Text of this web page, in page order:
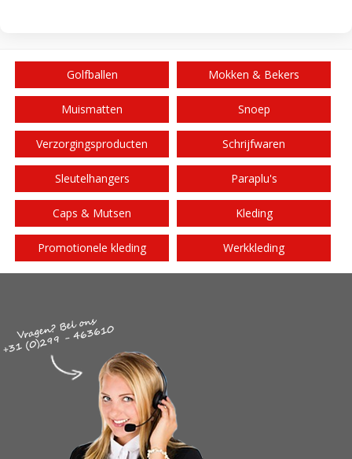
Golfballen Mokken & Bekers
Muismatten Snoep
Verzorgingsproducten Schrijfwaren
Sleutelhangers Paraplu's
Caps & Mutsen Kleding
Promotionele kleding Werkkleding